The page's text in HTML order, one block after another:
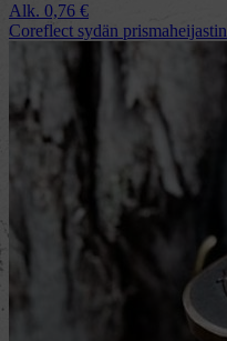
Alk. 0,76 €
Coreflect sydän prismaheijastin